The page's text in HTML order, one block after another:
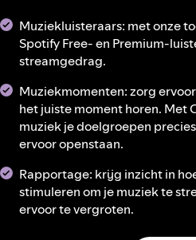
Muziekluisteraars: met onze
Spotify Free- en Premium-
streamgedrag.
Muziekmomenten: zorg
het juiste moment horen. Met
muziek je doelgroepen
ervoor openstaan.
Rapportage: krijg inzicht in
stimuleren om je muziek te
ervoor te vergroten.